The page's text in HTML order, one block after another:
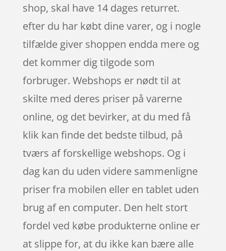
shop, skal have 14 dages returret.
efter du har købt dine varer, og i nogle
tilfælde giver shoppen endda mere og
det kommer dig tilgode som
forbruger. Webshops er nødt til at
skilte med deres priser på varerne
online, og det bevirker, at du med få
klik kan finde det bedste tilbud, på
tværs af forskellige webshops. Og i
dag kan du uden videre sammenligne
priser fra mobilen eller en tablet uden
brug af en computer. Den helt stort
fordel ved købe produkterne online er
at slippe for, at du ikke kan bære alle